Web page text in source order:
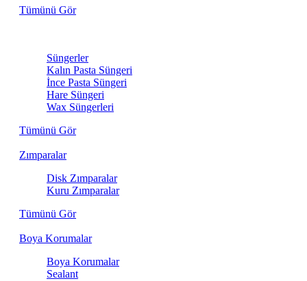
Tümünü Gör
Süngerler
Kalın Pasta Süngeri
İnce Pasta Süngeri
Hare Süngeri
Wax Süngerleri
Tümünü Gör
Zımparalar
Disk Zımparalar
Kuru Zımparalar
Tümünü Gör
Boya Korumalar
Boya Korumalar
Sealant